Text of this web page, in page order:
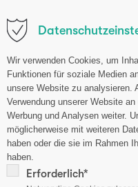
Home
Wir verwenden Cookies, um
Funktionen für soziale Medien
unsere Website zu analysieren.
Verwendung unserer Website
Werbung und Analysen weiter.
möglicherweise mit weiteren
haben oder die sie im Rahmen
haben.
Erforderlich*